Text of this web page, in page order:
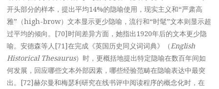
开头部分的样本，提出平均14%的隐喻使用，现实主义和“严肃高
雅”（high-brow）文本显示更少隐喻，流行和“时髦”文本则显示超
过平均的倾向。[70]时间差异方面，她指出1920年后的文本更少隐
喻。安德森等人[71]在完成《英国历史同义词词典》（ English
Historical Thesaurus）时，更概括地提出特定隐喻在数百年间如
何发展，回应哪些文本外部因素，哪些经验范畴在隐喻表达中最突
出。[72]赫尔曼和梅瑟利研究在线书评中阅读程序的概念化时，在